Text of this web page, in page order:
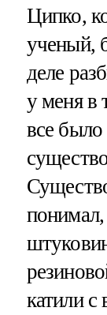
Ципко,
ученый,
деле
у меня в
все
понимал,
катили с